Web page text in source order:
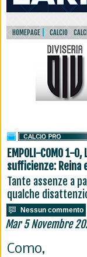
HOMEPAGE CALCIO
EMPOLI-COMO 1-
sufficienze: Reina
Tante assenze a
qualche
Nessun commento
Mar 5 Novembre
Como,